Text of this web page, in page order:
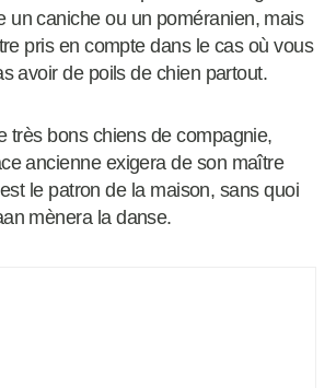
un caniche ou un poméranien, mais
pris en compte dans le cas où vous
avoir de poils de chien partout.
très bons chiens de compagnie,
ancienne exigera de son maître
est le patron de la maison, sans quoi
mènera la danse.